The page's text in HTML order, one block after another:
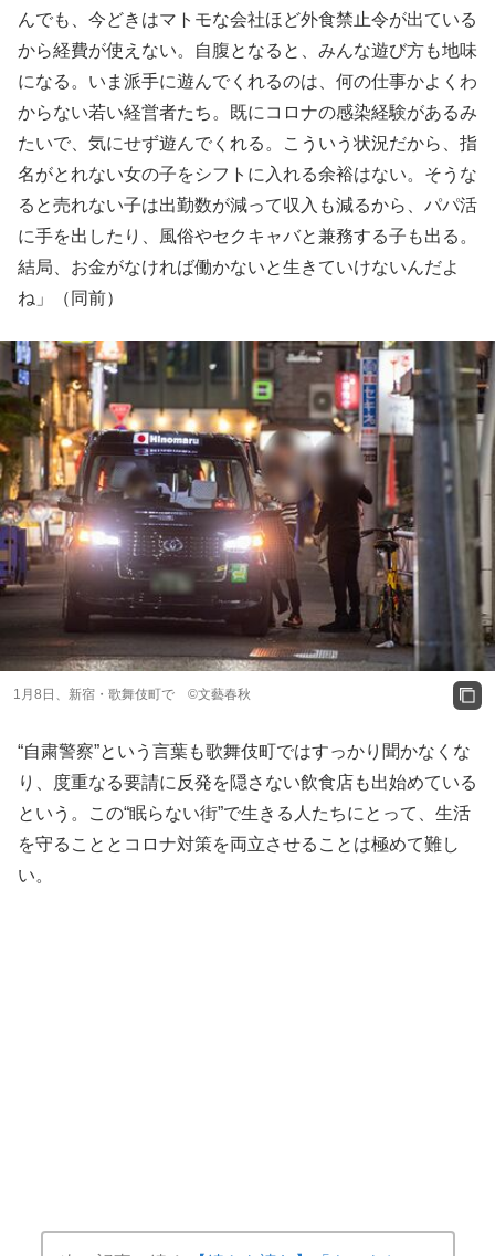
んでも、今どきはマトモな会社ほど外食禁止令が出ている
から経費が使えない。自腹となると、みんな遊び方も地味
になる。いま派手に遊んでくれるのは、何の仕事かよくわ
からない若い経営者たち。既にコロナの感染経験があるみ
たいで、気にせず遊んでくれる。こういう状況だから、指
名がとれない女の子をシフトに入れる余裕はない。そうな
ると売れない子は出勤数が減って収入も減るから、パパ活
に手を出したり、風俗やセクキャバと兼務する子も出る。
結局、お金がなければ働かないと生きていけないんだよ
ね」（同前）
1月8日、新宿・歌舞伎町で ©️文藝春秋
“自粛警察”という言葉も歌舞伎町ではすっかり聞かなくな
り、度重なる要請に反発を隠さない飲食店も出始めている
という。この“眠らない街”で生きる人たちにとって、生活
を守ることとコロナ対策を両立させることは極めて難し
い。